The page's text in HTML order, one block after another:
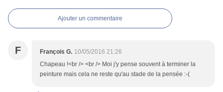
Ajouter un commentaire
F François G. 10/05/2016 21:26
Chapeau !<br /> <br /> Moi j'y pense souvent à terminer la
peinture mais cela ne reste qu'au stade de la pensée :-(